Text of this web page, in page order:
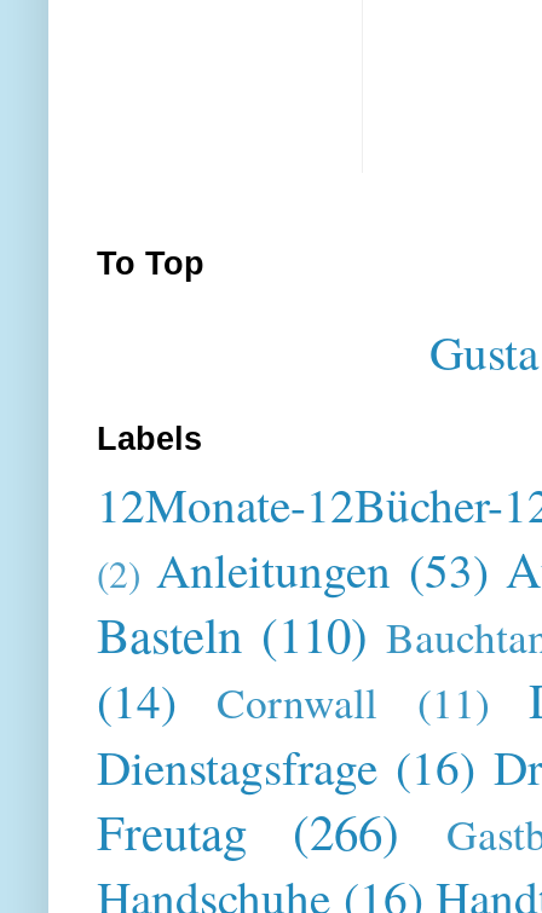
To Top
Labels
12Monate-12Bücher-
(2) Anleitungen (53)
Basteln (110)
(14) Cornwall (11)
Dienstagsfrage (16)
Freutag (266)
Handschuhe (16)